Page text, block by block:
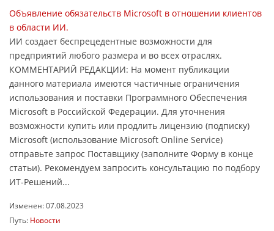
Объявление обязательств Microsoft в отношении клиентов
в области ИИ.
ИИ создает беспрецедентные возможности для
предприятий любого размера и во всех отраслях.
КОММЕНТАРИЙ РЕДАКЦИИ: На момент публикации
данного материала имеются частичные ограничения
использования и поставки Программного Обеспечения
Microsoft в Российской Федерации. Для уточнения
возможности купить или продлить лицензию (подписку)
Microsoft (использование Microsoft Online Service)
отправьте запрос Поставщику (заполните Форму в конце
статьи). Рекомендуем запросить консультацию по подбору
ИТ-Решений...
Изменен: 07.08.2023
Путь: Новости